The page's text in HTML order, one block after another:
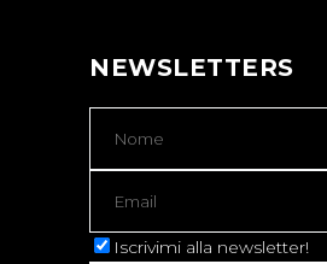
NEWSLETTERS
Iscrivimi alla newsletter!